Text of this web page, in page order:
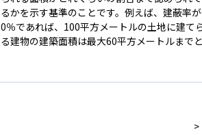
るかを示す基準のことです。例えば、建蔽率
0％であれば、100平方メートルの土地に建て
る建物の建築面積は最大60平方メートルまで
全性を確保するために定められています。建
要な要素になります。特にアパートやオフィ>